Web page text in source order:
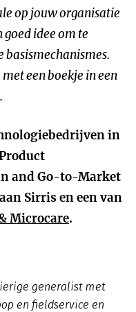
op jouw organisatie
goed idee om te
basismechanismes.
een boekje in een
in
and Go-to-Market
Sirris en een van
Microcare.
generalist met
en fieldservice en